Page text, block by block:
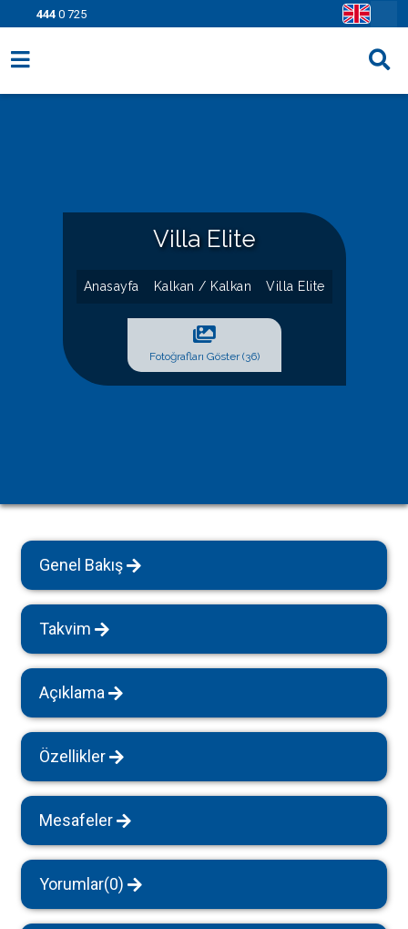
444 0 725
Villa Elite
Anasayfa Kalkan / Kalkan Villa Elite
Fotoğrafları Göster (36)
Genel Bakış
Takvim
Açıklama
Özellikler
Mesafeler
Yorumlar(0)